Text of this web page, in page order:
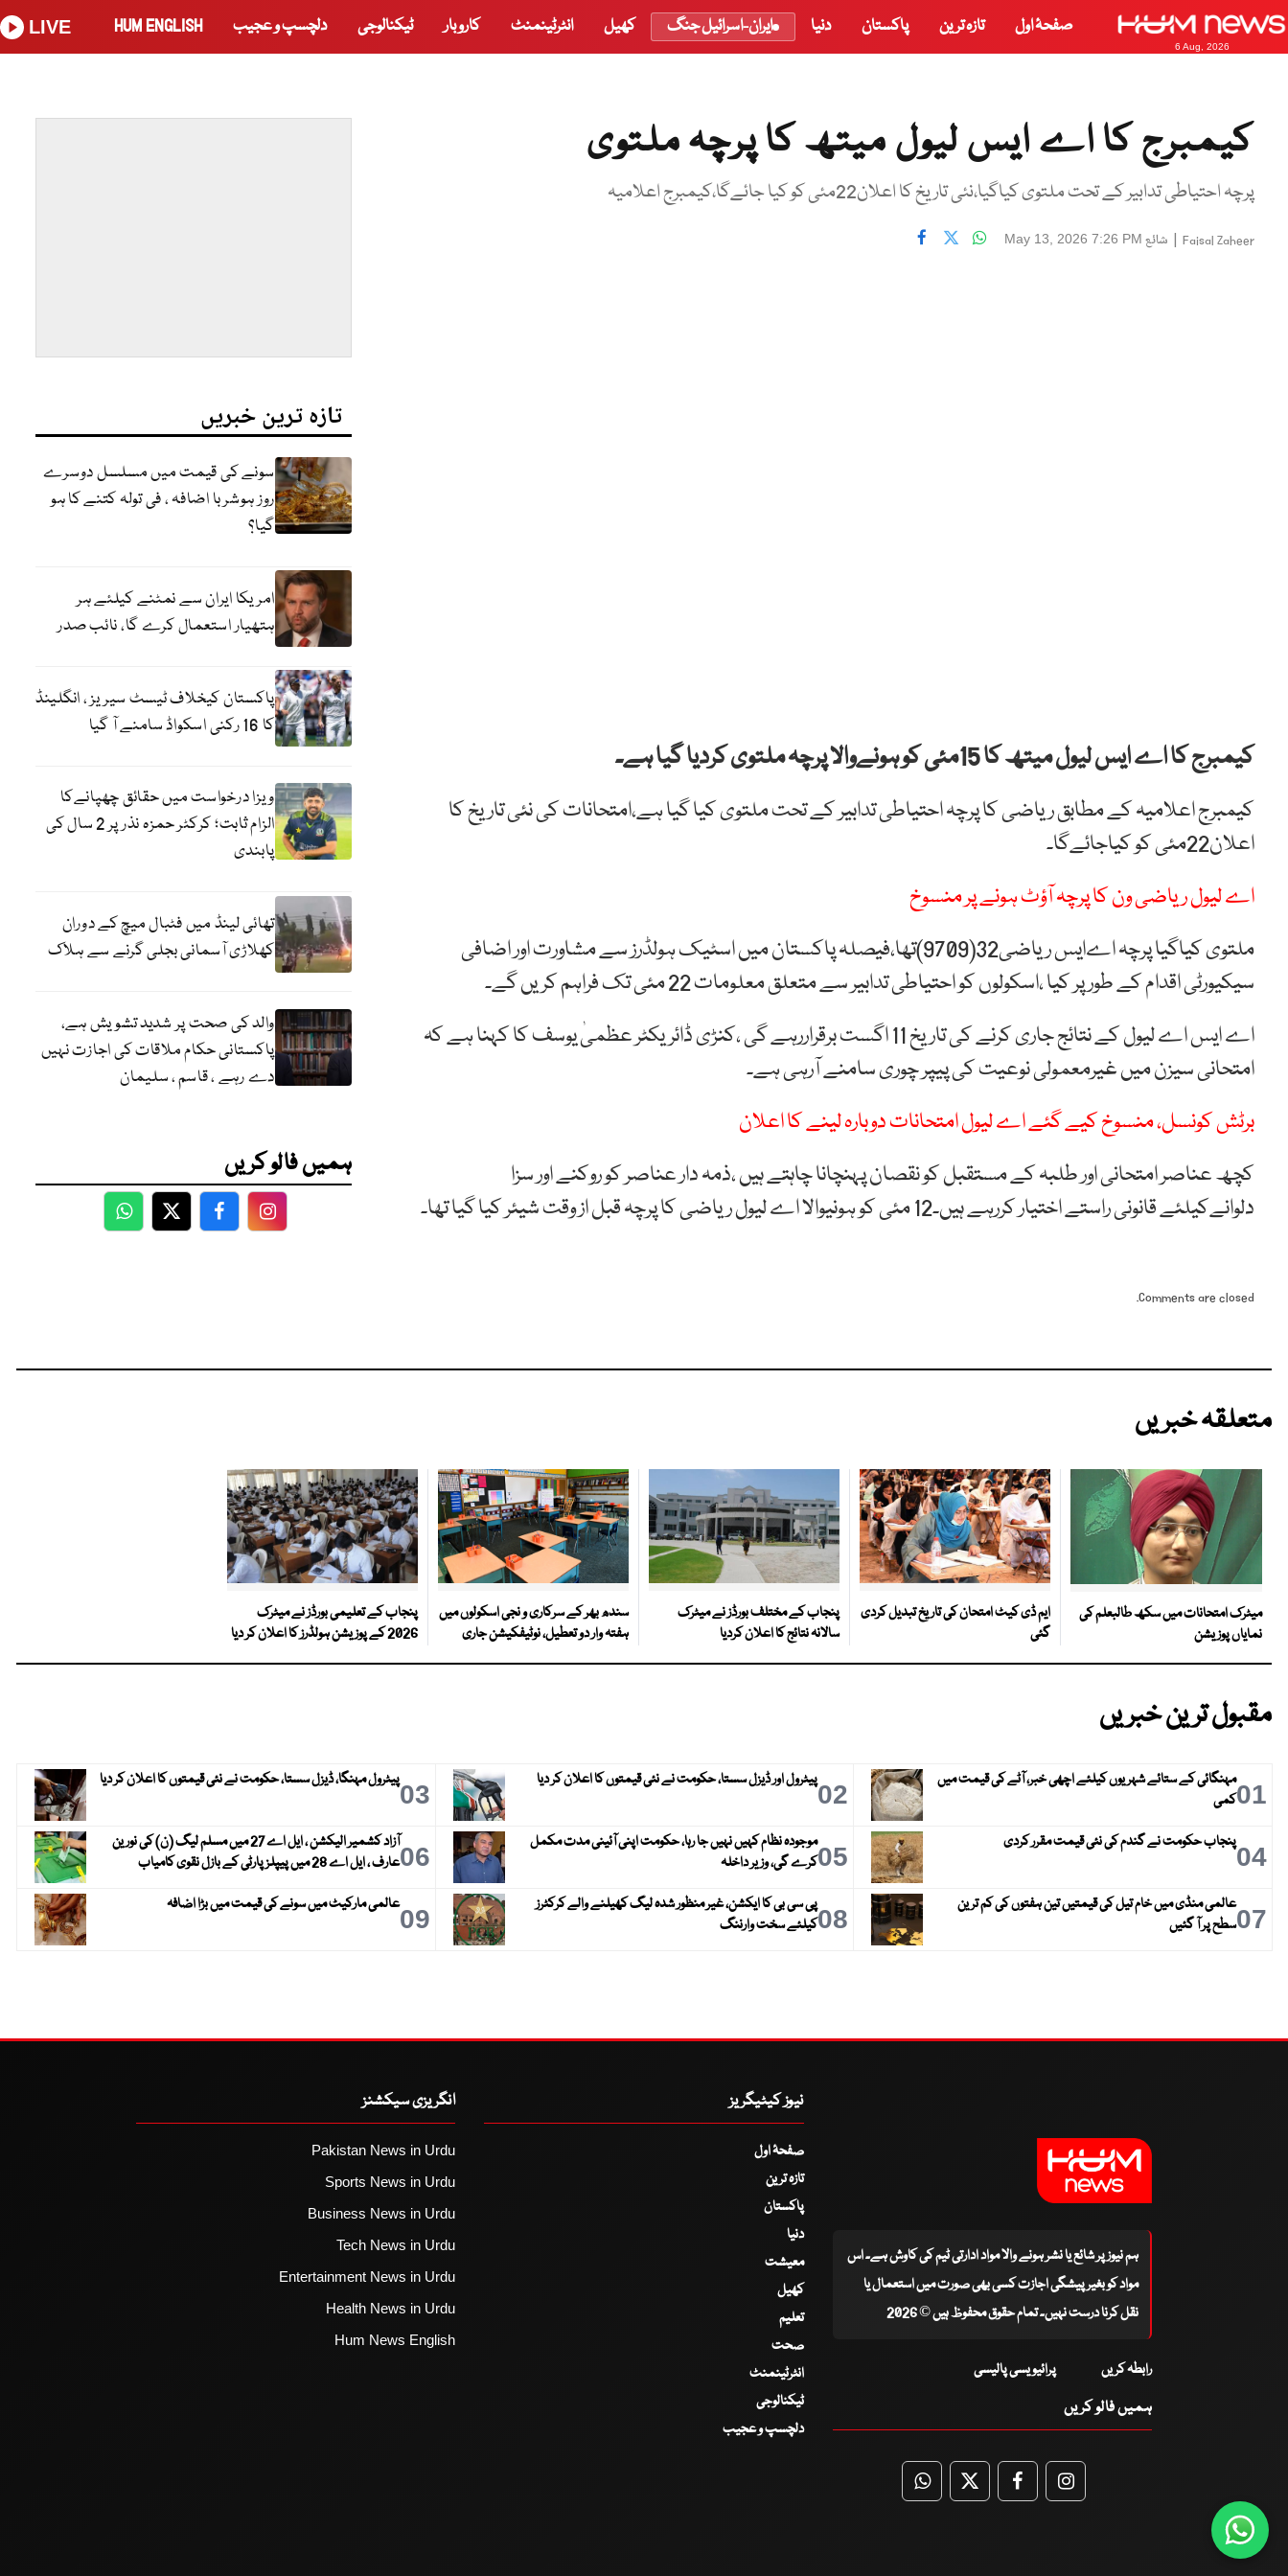
6 Aug, 2026
صفحۂ اول تازہ ترین پاکستان دنیا ایران-اسرائیل جنگ کھیل انٹرٹینمنٹ کاروبار ٹیکنالوجی دلچسپ و عجیب HUM ENGLISH
LIVE
کیمبرج کا اے ایس لیول میتھ کا پرچہ ملتوی
پرچہ احتیاطی تدابیر کے تحت ملتوی کیاگیا،نئی تاریخ کا اعلان22مئی کو کیا جائےگا،کیمبرج اعلامیہ
Faisal Zaheer
| شائع May 13, 2026 7:26 PM
کیمبرج کا اے ایس لیول میتھ کا 15مئی کو ہونےوالا پرچہ ملتوی کردیا گیا ہے۔
کیمبرج اعلامیہ کے مطابق ریاضی کا پرچہ احتیاطی تدابیر کے تحت ملتوی کیا گیا ہے،امتحانات کی نئی تاریخ کا
اعلان22مئی کو کیاجائےگا۔
اے لیول ریاضی ون کا پرچہ آؤٹ ہونے پر منسوخ
ملتوی کیاگیا پرچہ اےایس ریاضی32(9709)تھا،فیصلہ پاکستان میں اسٹیک ہولڈرز سے مشاورت اور اضافی
سیکیورٹی اقدام کے طور پر کیا ،اسکولوں کو احتیاطی تدابیر سے متعلق معلومات 22 مئی تک فراہم کریں گے۔
اے ایس اے لیول کے نتائج جاری کرنے کی تاریخ 11 اگست برقراررہے گی ،کنڑی ڈائریکٹر عظمیٰ یوسف کا کہنا ہے کہ
امتحانی سیزن میں غیرمعمولی نوعیت کی پیپر چوری سامنے آرہی ہے۔
برٹش کونسل، منسوخ کیے گئے اے لیول امتحانات دوبارہ لینے کا اعلان
کچھ عناصر امتحانی اور طلبہ کے مستقبل کو نقصان پہنچانا چاہتے ہیں ،ذمہ دار عناصر کو روکنے اور سزا
دلوانےکیلئے قانونی راستے اختیار کررہے ہیں۔12 مئی کو ہونیوالا اے لیول ریاضی کا پرچہ قبل از وقت شیئر کیا گیا تھا۔
Comments are closed.
تازہ ترین خبریں
سونے کی قیمت میں مسلسل دوسرے
روز ہوشربا اضافہ ، فی تولہ کتنے کا ہو
گیا؟
امریکا ایران سے نمٹنے کیلئے ہر
ہتھیار استعمال کرے گا، نائب صدر
پاکستان کیخلاف ٹیسٹ سیریز ، انگلینڈ
کا 16 رکنی اسکواڈ سامنے آ گیا
ویزا درخواست میں حقائق چھپانےکا
الزام ثابت؛ کرکٹر حمزہ نذر پر 2 سال کی
پابندی
تھائی لینڈ میں فٹبال میچ کے دوران
کھلاڑی آسمانی بجلی گرنے سے ہلاک
والد کی صحت پر شدید تشویش ہے،
پاکستانی حکام ملاقات کی اجازت نہیں
دے رہے ، قاسم ، سلیمان
ہمیں فالو کریں
WhatsApp
TwitterFacebookFacebook
متعلقہ خبریں
میٹرک امتحانات میں سکھ طالبعلم کی
نمایاں پوزیشن
ایم ڈی کیٹ امتحان کی تاریخ تبدیل کردی
گئی
پنجاب کے مختلف بورڈز نے میٹرک
سالانہ نتائج کا اعلان کردیا
سندھ بھر کے سرکاری و نجی اسکولوں میں
ہفتہ وار دو تعطیل، نوٹیفکیشن جاری
پنجاب کے تعلیمی بورڈز نے میٹرک
2026 کے پوزیشن ہولڈرز کا اعلان کر دیا
مقبول ترین خبریں
01مہنگائی کے ستائے شہریوں کیلئے اچھی خبر، آٹے کی قیمت میں
کمی
02پیٹرول اور ڈیزل سستا، حکومت نے نئی قیمتوں کا اعلان کر دیا 03پیٹرول مہنگا، ڈیزل سستا، حکومت نے نئی قیمتوں کا اعلان کر دیا
04پنجاب حکومت نے گندم کی نئی قیمت مقرر کردی 05موجودہ نظام کہیں نہیں جا رہا، حکومت اپنی آئینی مدت مکمل
کرے گی، وزیر داخلہ
06
آزاد کشمیر الیکشن ، ایل اے 27 میں مسلم لیگ (ن) کی نورین
عارف ، ایل اے 28 میں پیپلز پارٹی کے بازل نقوی کامیاب
07عالمی منڈی میں خام تیل کی قیمتیں تین ہفتوں کی کم ترین
سطح پر آ گئیں
08پی سی بی کا ایکشن، غیر منظور شدہ لیگ کھیلنے والے کرکٹرز
کیلئے سخت وارننگ
09عالمی مارکیٹ میں سونے کی قیمت میں بڑا اضافہ
ہم نیوز پر شائع یا نشر ہونے والا مواد ادارتی ٹیم کی کاوش ہے۔ اس
مواد کو بغیر پیشگی اجازت کسی بھی صورت میں استعمال یا
نقل کرنا درست نہیں۔ تمام حقوق محفوظ ہیں © 2026
رابطہ کریں پرائیویسی پالیسی
ہمیں فالو کریں
WhatsApp
TwitterFacebookFacebook
نیوز کیٹیگریز
صفحۂ اول
تازہ ترین
پاکستان
دنیا
معیشت
کھیل
تعلیم
صحت
انٹرٹینمنٹ
ٹیکنالوجی
دلچسپ و عجیب
انگریزی سیکشنز
Pakistan News in Urdu
Sports News in Urdu
Business News in Urdu
Tech News in Urdu
Entertainment News in Urdu
Health News in Urdu
Hum News English